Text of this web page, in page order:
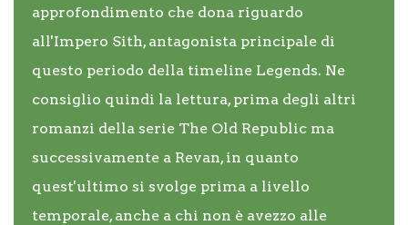
approfondimento che dona riguardo
all'Impero Sith, antagonista principale di
questo periodo della timeline Legends. Ne
consiglio quindi la lettura, prima degli altri
romanzi della serie The Old Republic ma
successivamente a Revan, in quanto
quest'ultimo si svolge prima a livello
temporale, anche a chi non è avezzo alle